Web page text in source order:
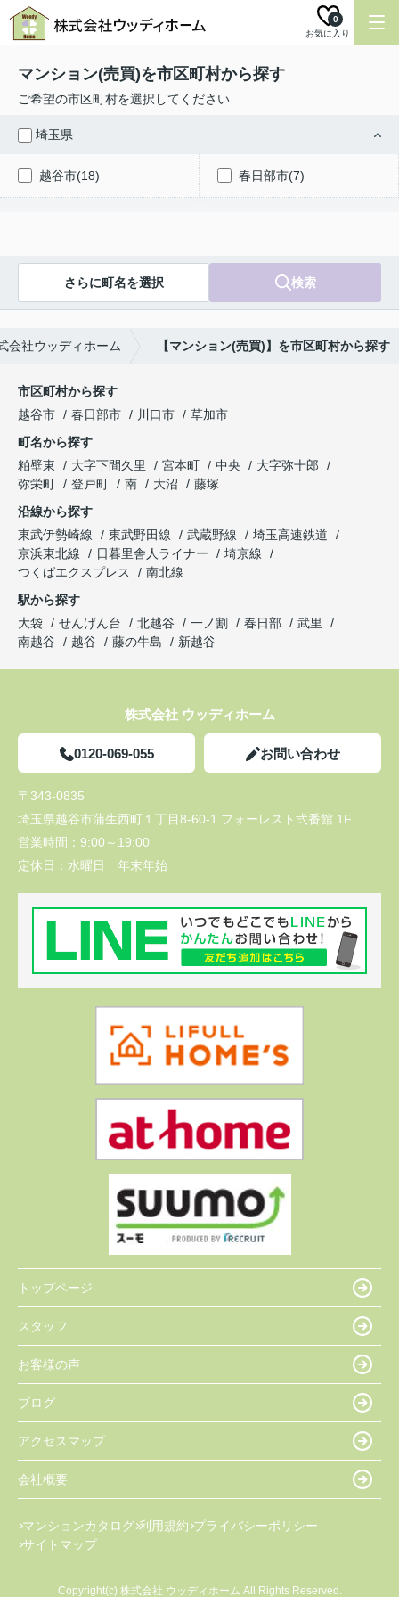
お気に入り
0
マンション(売買)を市区町村から探す
ご希望の市区町村を選択してください
埼玉県
越谷市(18) 春日部市(7)
さらに町名を選択 検索
会社ウッディホーム 【マンション(売買)】を市区町村から探す
市区町村から探す
越谷市
春日部市 川口市
草加市
町名から探す
粕壁東
大字下間久里 宮本町 中央
大字弥十郎
弥栄町
登戸町 南 大沼
藤塚
沿線から探す
東武伊勢崎線
東武野田線 武蔵野線
埼玉高速鉄道
京浜東北線
日暮里舎人ライナー
埼京線
つくばエクスプレス
南北線
駅から探す
大袋
せんげん台 北越谷 一ノ割 春日部
武里
南越谷
越谷 藤の牛島 新越谷
株式会社 ウッディホーム
0120-069-055 お問い合わせ
〒343-0835
埼玉県越谷市蒲生西町１丁目8-60-1 フォーレスト弐番館 1F
営業時間： 9:00～19:00
定休日： 水曜日 年末年始
トップページ
スタッフ
お客様の声
ブログ
アクセスマップ
会社概要
マンションカタログ 利用規約 プライバシーポリシー
サイトマップ
Copyright(c) 株式会社 ウッディホーム All Rights Reserved.